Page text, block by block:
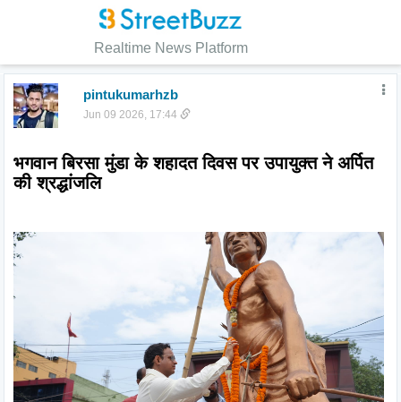
Realtime News Platform
pintukumarhzb
Jun 09 2026, 17:44
भगवान बिरसा मुंडा के शहादत दिवस पर उपायुक्त ने अर्पित
की श्रद्धांजलि